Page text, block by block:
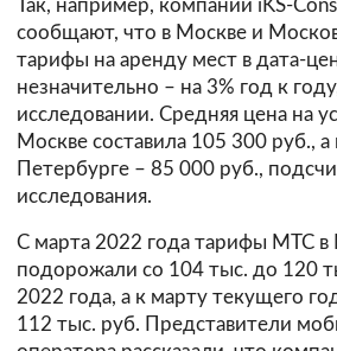
Так, например, компании iKS-
сообщают, что в Москве и
тарифы на аренду мест в дата-
незначительно – на 3% год к
исследовании. Средняя цена на
Москве составила 105 300 руб., а
Петербурге – 85 000 руб.,
исследования.
С марта 2022 года тарифы МТС в
подорожали со 104 тыс. до 120
2022 года, а к марту текущего
112 тыс. руб. Представители